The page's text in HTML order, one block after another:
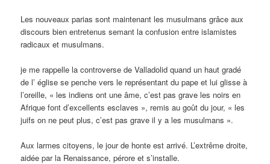
Les nouveaux parias sont maintenant les musulmans grâce aux
discours bien entretenus semant la confusion entre islamistes
radicaux et musulmans.
je me rappelle la controverse de Valladolid quand un haut gradé
de l’ église se penche vers le représentant du pape et lui glisse à
l’oreille, « les indiens ont une âme, c’est pas grave les noirs en
Afrique font d’excellents esclaves », remis au goût du jour, « les
juifs on ne peut plus, c’est pas grave il y a les musulmans ».
Aux larmes citoyens, le jour de honte est arrivé. L’extrême droite,
aidée par la Renaissance, pérore et s’installe.